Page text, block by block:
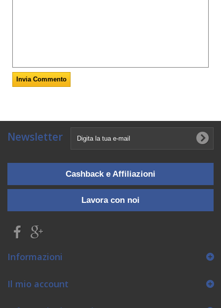
Newsletter
Cashback e Affiliazioni
Lavora con noi
Informazioni
Il mio account